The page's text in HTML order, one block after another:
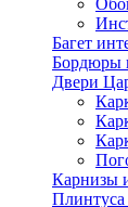
Багет
Бордюры
Двери
Карнизы